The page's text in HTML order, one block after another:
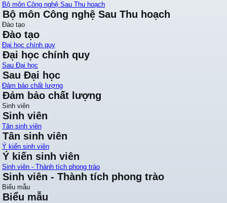
Bộ môn Công nghệ Sau Thu hoạch
Bộ môn Công nghệ Sau Thu hoạch
Đào tạo
Đào tạo
Đại học chính quy
Đại học chính quy
Sau Đại học
Sau Đại học
Đảm bảo chất lượng
Đảm bảo chất lượng
Sinh viên
Sinh viên
Tân sinh viên
Tân sinh viên
Ý kiến sinh viên
Ý kiến sinh viên
Sinh viên - Thành tích phong trào
Sinh viên - Thành tích phong trào
Biểu mẫu
Biểu mẫu